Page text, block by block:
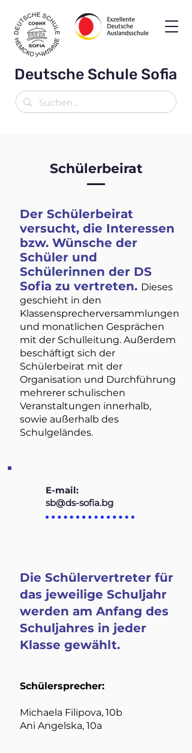
Deutsche Schule Sofia
Schülerbeirat
Der Schülerbeirat
versucht, die Interessen
bzw. Wünsche der
Schüler und
Schülerinnen der DS
Sofia zu vertreten. Dieses
geschieht in den
Klassensprecherversammlungen
und monatlichen Gesprächen
mit der Schulleitung. Außerdem
beschäftigt sich der
Schülerbeirat mit der
Organisation und Durchführung
mehrerer schulischen
Veranstaltungen innerhalb,
sowie außerhalb des
Schulgeländes.
E-mail:
sb@ds-sofia.bg
Die Schülervertreter für
das jeweilige Schuljahr
werden am Anfang des
Schuljahres in jeder
Klasse gewählt.
Schülersprecher:
Michaela Filipova, 10b
Ani Angelska, 10a